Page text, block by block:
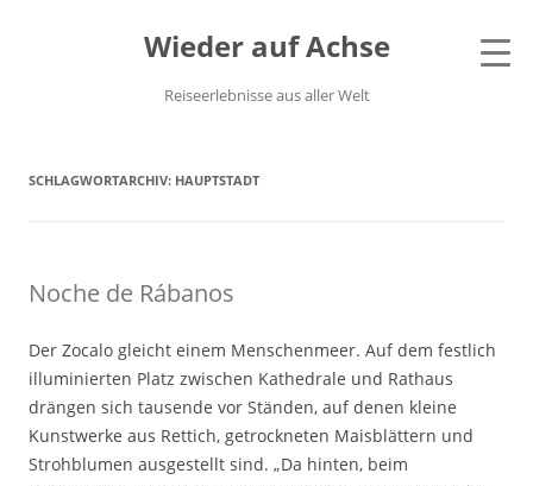
Wieder auf Achse
Reiseerlebnisse aus aller Welt
SCHLAGWORTARCHIV: HAUPTSTADT
Noche de Rábanos
Der Zocalo gleicht einem Menschenmeer. Auf dem festlich
illuminierten Platz zwischen Kathedrale und Rathaus
drängen sich tausende vor Ständen, auf denen kleine
Kunstwerke aus Rettich, getrockneten Maisblättern und
Strohblumen ausgestellt sind. „Da hinten, beim